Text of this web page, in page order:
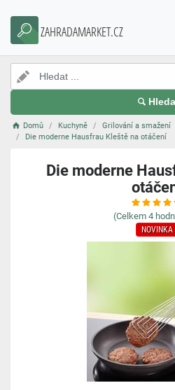
ZAHRADAMARKET.CZ
Domů Kuchyně Grilování a smažení
Die moderne Hausfrau Kleště na otáčení
Die moderne
(Celkem 4
NOVINKA